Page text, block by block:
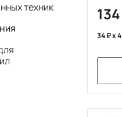
техник
134
34 x